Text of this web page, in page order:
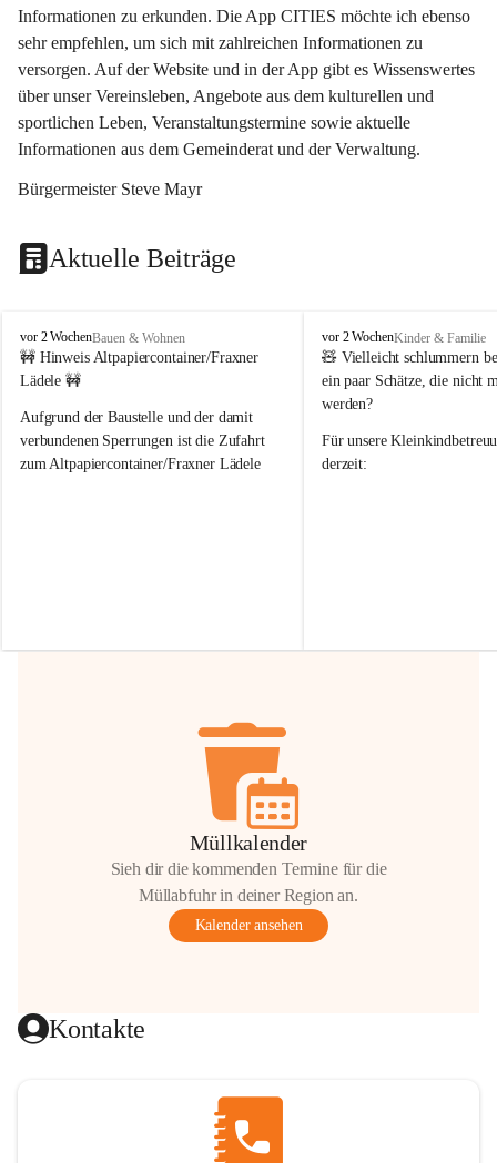
Informationen zu erkunden. Die App CITIES möchte ich ebenso
sehr empfehlen, um sich mit zahlreichen Informationen zu
versorgen. Auf der Website und in der App gibt es Wissenswertes
über unser Vereinsleben, Angebote aus dem kulturellen und
sportlichen Leben, Veranstaltungstermine sowie aktuelle
Informationen aus dem Gemeinderat und der Verwaltung.
Bürgermeister Steve Mayr
Aktuelle Beiträge
F
r
a
e
r
n
vor 2 WochenBauen & Wohnen
🚧 Hinweis Altpapiercontainer/Fraxner
Lädele 🚧
Aufgrund der Baustelle und der damit
verbundenen Sperrungen ist die Zufahrt
zum Altpapiercontainer/Fraxner Lädele
Hilfsbereitschaft!
F
r
a
x
r
n
vor 2 WochenKinder & Familie
🧸 Vielleicht schlummern
ein paar Schätze, die nicht
werden?
Für unsere
derzeit:
Müllkalender
Sieh dir die kommenden Termine für die
Müllabfuhr in deiner Region an.
Kalender ansehen
Kontakte